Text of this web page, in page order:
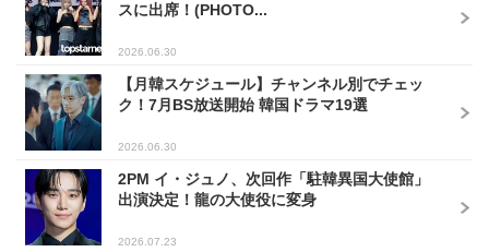
スに出席！(PHOTO...
2026.06.30
【月韓スケジュール】チャンネル別でチェッ
ク！7月BS放送開始 韓国ドラマ19選
2026.06.30
2PM イ・ジュノ、次回作「駐韓異国大使館」
出演決定！龍の大使役に変身
2026.07.23